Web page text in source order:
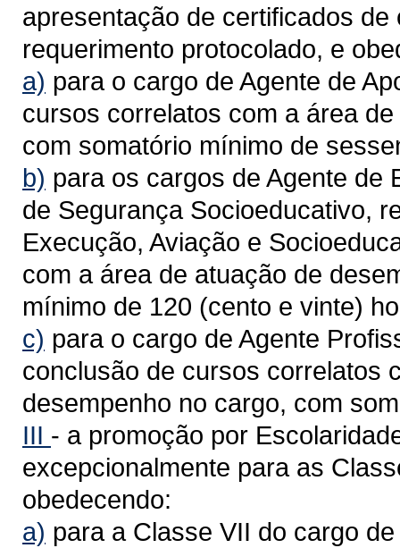
apresentação de certificados
requerimento protocolado, e
a) para o cargo de Agente de
cursos correlatos com a área
com somatório mínimo de
b) para os cargos de Agente de
de Segurança Socioeducativo,
Execução, Aviação e
com a área de atuação de
mínimo de 120 (cento e vinte)
c) para o cargo de Agente
conclusão de cursos correlatos
desempenho no cargo, com
III - a promoção por
excepcionalmente para as
obedecendo:
a) para a Classe VII do cargo